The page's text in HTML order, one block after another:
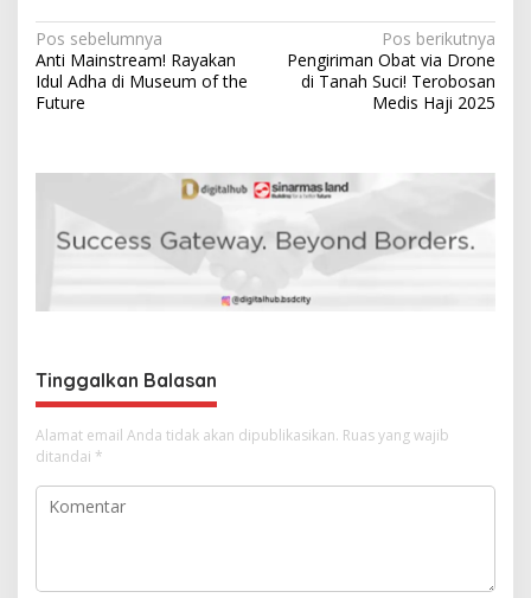
N
a
v
g
p
s
Pos sebelumnya
Anti Mainstream! Rayakan
Idul Adha di Museum of the
Future
Pos berikutnya
Pengiriman Obat via Drone
di Tanah Suci! Terobosan
Medis Haji 2025
Tinggalkan Balasan
Alamat email Anda tidak akan dipublikasikan. Ruas yang wajib
ditandai *